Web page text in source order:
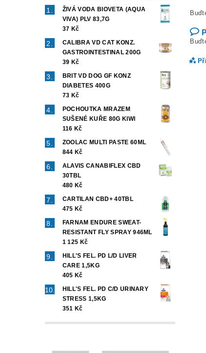
ŽIVÁ VODA BIOVETA (AQUA
VIVA) PLV 83,7G
37 Kč
CALIBRA VD CAT KONZ.
GASTROINTESTINAL 200G
39 Kč
BRIT VD DOG GF KONZ
DIABETES 400G
73 Kč
POCHOUTKA MRAZEM
SUŠENÉ KUŘE 80G KIWI
116 Kč
ZOOLAC MULTI PASTE 60ML
844 Kč
ALAVIS CANABIFLEX CBD
30TBL
480 Kč
CARTILAN CBD+ 40TBL
475 Kč
FARNAM ENDURE SWEAT-
RESISTANT FLY SPRAY 946ML
1 125 Kč
HILL'S FEL. PD L/D LIVER
CARE 1,5KG
405 Kč
HILL'S FEL. PD C/D URINARY
STRESS 1,5KG
351 Kč